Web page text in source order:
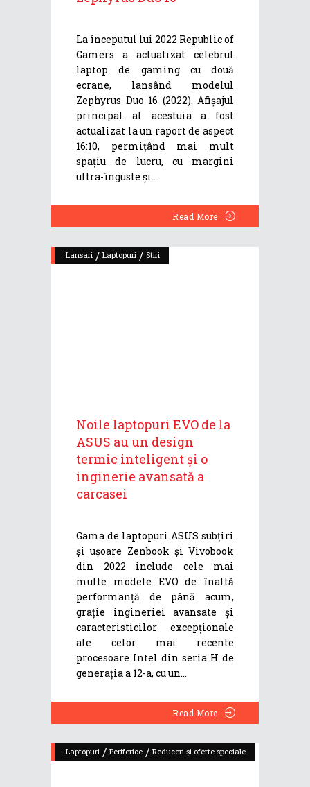
La începutul lui 2022 Republic of
Gamers a actualizat celebrul
laptop de gaming cu două
ecrane, lansând modelul
Zephyrus Duo 16 (2022). Afișajul
principal al acestuia a fost
actualizat la un raport de aspect
16:10, permițând mai mult
spațiu de lucru, cu margini
ultra-înguste și
Read More
Lansari / Laptopuri / Stiri
Noile laptopuri EVO de la
ASUS au un design
termic inteligent și o
inginerie avansată a
carcasei
Gama de laptopuri ASUS subțiri
și ușoare Zenbook și Vivobook
din 2022 include cele mai
multe modele EVO de înaltă
performanță de până acum,
grație ingineriei avansate și
caracteristicilor excepționale
ale celor mai recente
procesoare Intel din seria H de
generația a 12-a, cu un
Read More
Laptopuri / Periferice / Reduceri și oferte speciale